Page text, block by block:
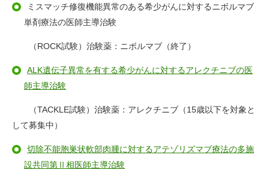
ミスマッチ修復機能異常のある希少がんに対するニボルマブ
単剤療法の医師主導治験
（ROCK試験）治験薬：ニボルマブ（終了）
ALK遺伝子異常を有する希少がんに対するアレクチニブの医
師主導治験
（TACKLE試験）治験薬：アレクチニブ（15歳以下を対象と
して募集中）
切除不能胞巣状軟部肉腫に対するアテゾリズマブ療法の多施
設共同第Ⅱ相医師主導治験